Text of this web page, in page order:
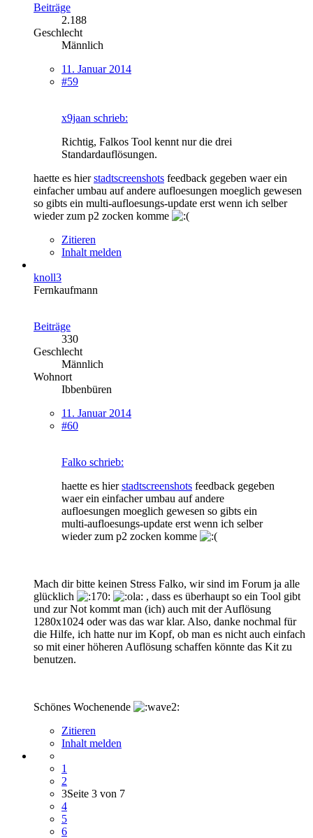
Beiträge
2.188
Geschlecht
Männlich
11. Januar 2014
#59
x9jaan schrieb:
Richtig, Falkos Tool kennt nur die drei
Standardauflösungen.
haette es hierstadtscreenshots feedback gegeben waer ein
einfacher umbau auf andere aufloesungen moeglich gewesen
so gibts ein multi-aufloesungs-update erst wenn ich selber
wieder zum p2 zocken komme
Zitieren
Inhalt melden
knoll3
Fernkaufmann
Beiträge
330
Geschlecht
Männlich
Wohnort
Ibbenbüren
11. Januar 2014
#60
Falko schrieb:
haette es hierstadtscreenshots feedback gegeben
waer ein einfacher umbau auf andere
aufloesungen moeglich gewesen so gibts ein
multi-aufloesungs-update erst wenn ich selber
wieder zum p2 zocken komme
Mach dir bitte keinen Stress Falko, wir sind im Forum ja alle
glücklich
, dass es überhaupt so ein Tool gibt
und zur Not kommt man (ich) auch mit der Auflösung
1280x1024 oder was das war klar. Also, danke nochmal für
die Hilfe, ich hatte nur im Kopf, ob man es nicht auch einfach
so mit einer höheren Auflösung schaffen könnte das Kit zu
benutzen.
Schönes Wochenende
Zitieren
Inhalt melden
1
2
3Seite 3 von 7
4
5
6